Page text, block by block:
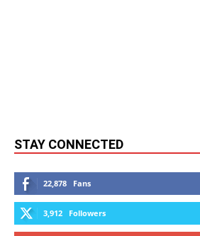
STAY CONNECTED
22,878 Fans
3,912 Followers